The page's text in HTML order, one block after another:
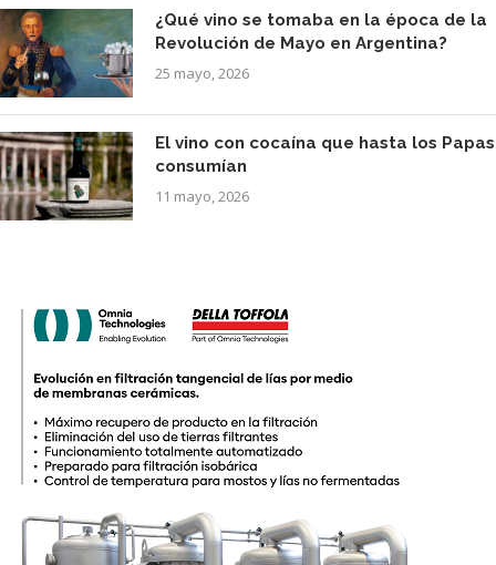
¿Qué vino se tomaba en la época de la
Revolución de Mayo en Argentina?
25 mayo, 2026
El vino con cocaína que hasta los Papas
consumían
11 mayo, 2026